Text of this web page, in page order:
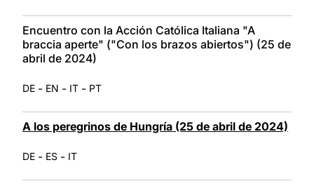
Encuentro con la Acción Católica Italiana "A
braccia aperte" ("Con los brazos abiertos") (25 de
abril de 2024)
DE - EN - IT - PT
A los peregrinos de Hungría (25 de abril de 2024)
DE - ES - IT